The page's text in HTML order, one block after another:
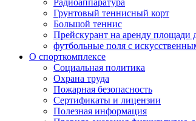
Радиоаппаратура
Грунтовый теннисный корт
Большой теннис
Прейскурант на аренду площади
футбольные поля с
О спорткомплексе
Социальная политика
Охрана труда
Пожарная безопасность
Сертификаты и лицензии
Полезная информация